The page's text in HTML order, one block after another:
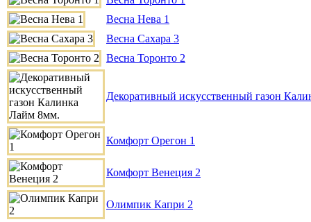
Весна Нева 1
Весна Сахара 3
Весна Торонто 2
Декоративный искусственный газон
Комфорт Орегон 1
Комфорт Венеция 2
Олимпик Капри 2